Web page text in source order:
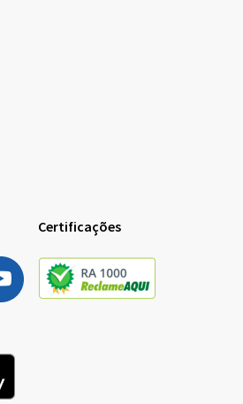
Certificações